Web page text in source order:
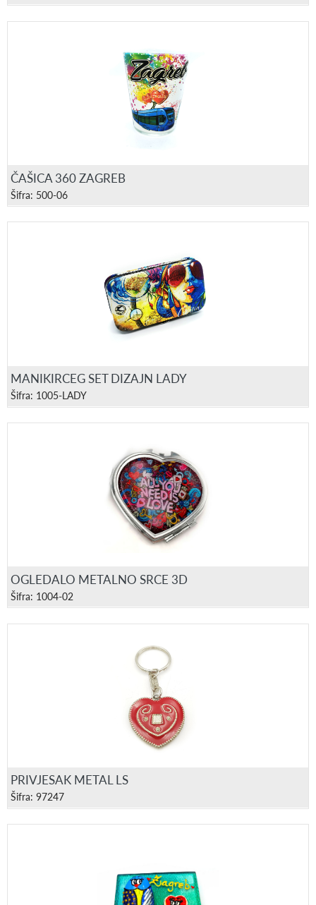
ČAŠICA 360 ZAGREB
Šifra: 500-06
MANIKIRCEG SET DIZAJN LADY
Šifra: 1005-LADY
OGLEDALO METALNO SRCE 3D
Šifra: 1004-02
PRIVJESAK METAL LS
Šifra: 97247